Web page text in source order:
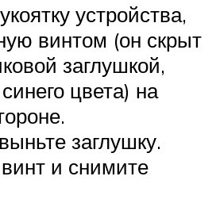
устройства,
винтом (он скрыт
заглушкой,
цвета) на
заглушку.
и снимите